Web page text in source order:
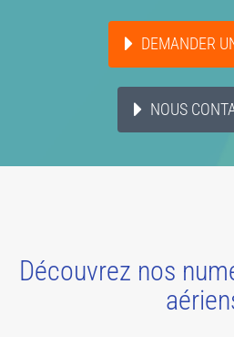
DEMANDER
NOUS
Découvrez nos